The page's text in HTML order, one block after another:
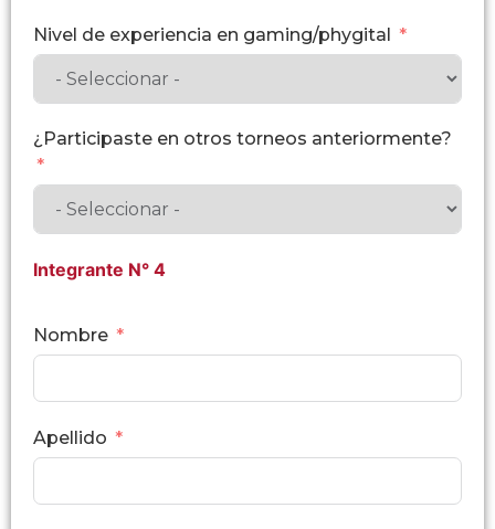
Nivel de experiencia en gaming/phygital
¿Participaste en otros torneos anteriormente?
Integrante N° 4
Nombre
Apellido